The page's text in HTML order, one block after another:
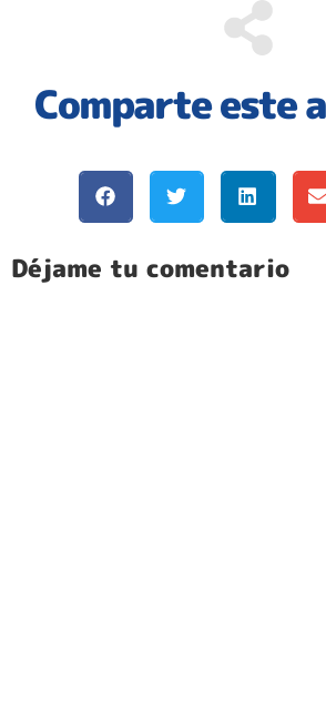
Comparte este
Déjame tu comentario